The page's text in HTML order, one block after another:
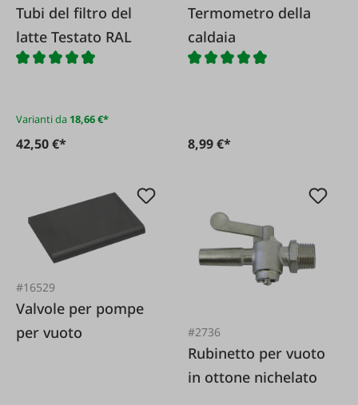
Tubi del filtro del
latte Testato RAL
Varianti da 18,66 €*
42,50 €*
Termometro della
caldaia
8,99 €*
#16529
Valvole per pompe
per vuoto
#2736
Rubinetto per vuoto
in ottone nichelato